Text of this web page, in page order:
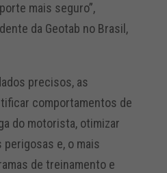
mais seguro”,
da Geotab no Brasil,
precisos, as
comportamentos de
do motorista, otimizar
e, o mais
de treinamento e